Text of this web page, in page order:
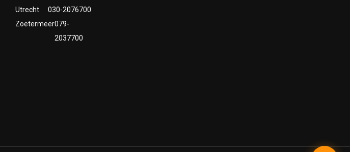
Utrecht
030-2076700
Zoetermeer079-
2037700